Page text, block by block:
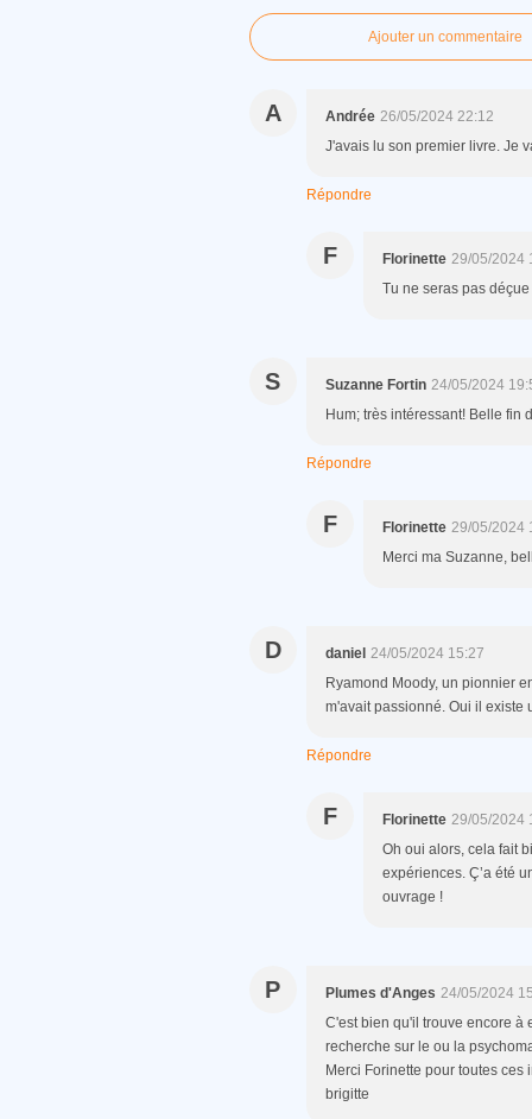
Ajouter un commentaire
A Andrée 26/05/2024 22:12
J'avais lu son premier livre. Je
Répondre
F Florinette 29/05/2024
Tu ne seras pas
S Suzanne Fortin 24/05/2024
Hum; très intéressant! Belle fin
Répondre
F Florinette 29/05/2024
Merci ma Suzanne,
D daniel 24/05/2024 15:27
Ryamond Moody, un pionnier
m'avait passionné. Oui il existe
Répondre
F Florinette 29/05/2024
Oh oui alors, cela fait
expériences. Ç’a été
ouvrage !
P Plumes d'Anges 24/05/2024
C'est bien qu'il trouve encore à
recherche sur le ou la
Merci Forinette pour toutes
brigitte